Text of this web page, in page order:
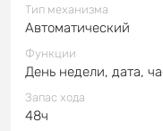
Тип механизма
Автоматический
Функции
День недели, дата,
Запас хода
48ч